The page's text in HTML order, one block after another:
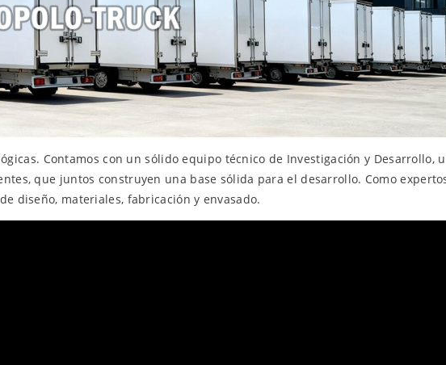
Contamos con un sólido equipo técnico de Investigación y Desarrollo,
que juntos construyen una base sólida para el desarrollo. Como
diseño, materiales, fabricación y envasado.